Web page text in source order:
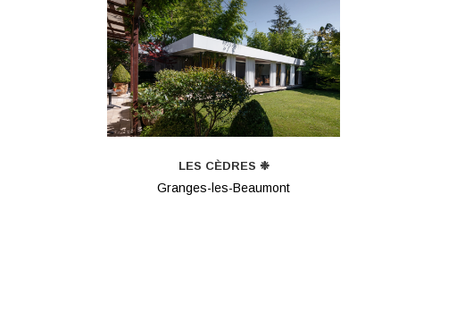
LES CÈDRES ❉
Granges-les-Beaumont